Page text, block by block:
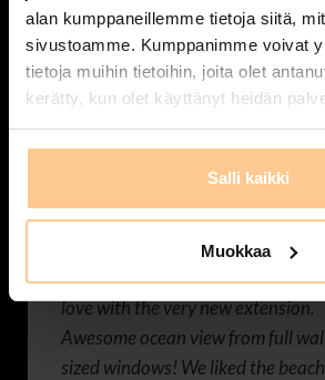
alan kumppaneillemme tietoja siitä,
sivustoamme. Kumppanimme voivat
tietoja muihin tietoihin, joita olet
kerätty, kun olet käyttänyt heidän
Salli kaikki
Muokkaa
uuteen laajennusosaan. Mahtava
näkymä merelle koko seinän
ikkunoista! Tykästyimme
rannassa. Aiomme tulla tänne
uudelleen kesällä. Plussaa
latauspistokkeesta.
Absolutely a top place to calm
and escape from everyday life!
love with the very new extension.
Awesome ocean view from full
sized windows! We liked the beach